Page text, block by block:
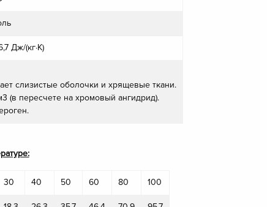
Дж/(кг·К)
слизистые оболочки и хрящевые ткани.
(в пересчете на хромовый ангидрид).
30 40 50 60 80 100